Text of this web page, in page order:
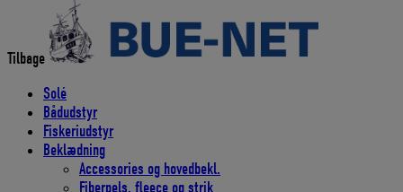
Tilbage
Solé
Bådudstyr
Fiskeriudstyr
Beklædning
Accessories og hovedbekl.